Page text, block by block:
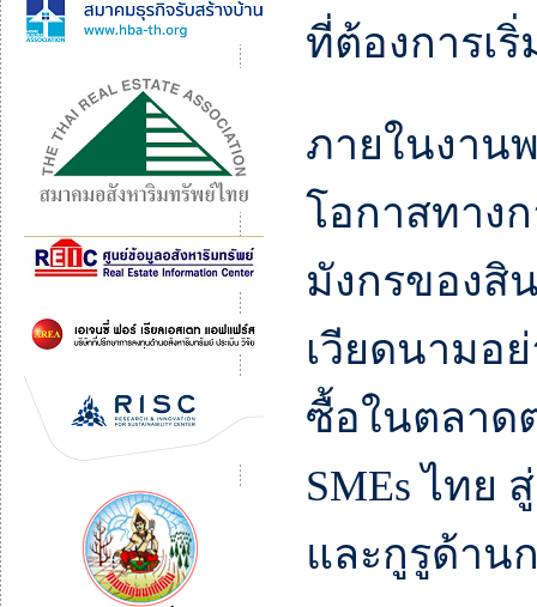
ที่ต้องการเ
ภายในงาน
โอกาสทาง
มังกรของสิ
เวียดนามอ
ซื้อในตลาด
SMEs ไทย
และกูรูด้าน